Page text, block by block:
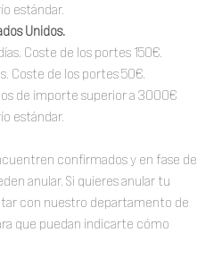
estándar.
Unidos.
Coste de los portes 150€.
Coste de los portes 50€.
de importe superior a 3000€
estándar.
confirmados y en fase de
anular. Si quieres anular tu
con nuestro departamento de
que puedan indicarte cómo